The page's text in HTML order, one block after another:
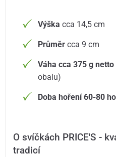
Výška cca 14,5 cm
Průměr cca 9 cm
Váha cca 375 g netto
obalu)
Doba hoření 60-80
O svíčkách PRICE'S -
tradicí